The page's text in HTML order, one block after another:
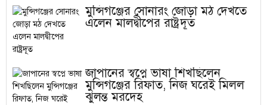
মুন্সিগঞ্জের সোনারং জোড়া মঠ দেখতে
এলেন মালদ্বীপের রাষ্ট্রদূত
জাপানের স্বপ্নে ভাষা শিখছিলেন
মুন্সিগঞ্জের রিফাত, নিজ ঘরেই মিলল
ঝুলন্ত মরদেহ